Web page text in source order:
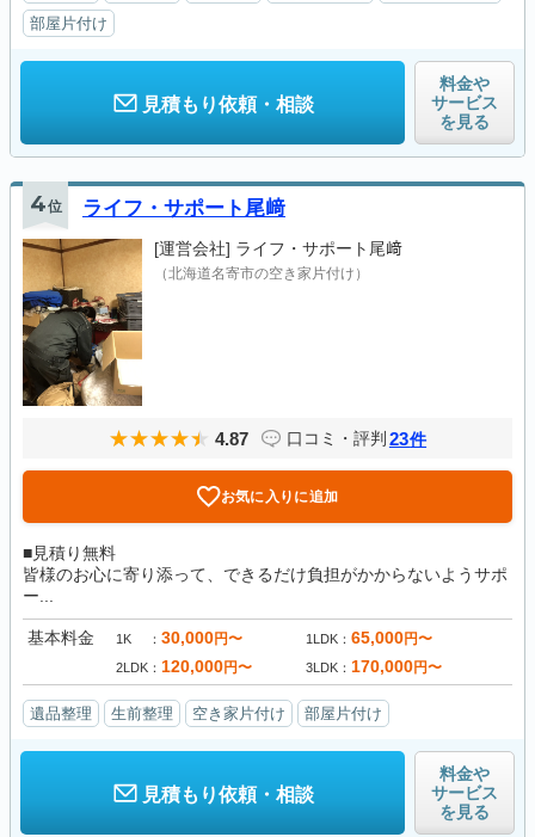
部屋片付け
見積もり依頼・相談
料金や
サービス
を見る
4位 ライフ・サポート尾﨑
[運営会社] ライフ・サポート尾﨑
（北海道名寄市の空き家片付け）
4.87 口コミ・評判 23件
お気に入りに追加
■見積り無料
皆様のお心に寄り添って、できるだけ負担がかからないようサポ
ー...
基本料金 1K 30,000円〜 1LDK 65,000円〜
2LDK 120,000円〜 3LDK 170,000円〜
遺品整理 生前整理 空き家片付け 部屋片付け
見積もり依頼・相談
料金や
サービス
を見る